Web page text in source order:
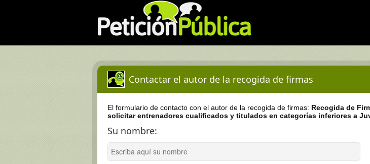
Contactar el autor de la recogida de firmas
El formulario de contacto con el autor de la recogida de firmas: Recogida de
solicitar entrenadores cualificados y titulados en categorías inferiores a
Su nombre: